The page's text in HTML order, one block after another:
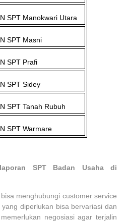
SPT Manokwari Utara
SPT Masni
SPT Prafi
SPTSidey
SPTTanah Rubuh
SPTWarmare
SPT Badan Usaha di
menghubungi customer service
diperlukan bisa bervariasi dan
negosiasi agar terjalin